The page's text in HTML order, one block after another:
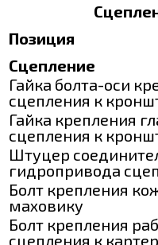
Позиция
Сцепление
Гайка болта-оси
сцепления к
Гайка крепления
сцепления к
Штуцер
гидропривода
Болт крепления
маховику
Болт крепления
сцепления к